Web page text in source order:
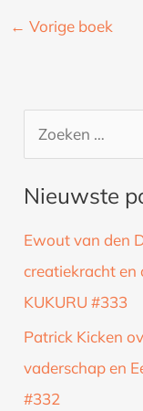
← Vorige boek
e
k
a
Nieuwste
Ewout van den
creatiekracht
KUKURU #333
Patrick Kicken
vaderschap en
#332